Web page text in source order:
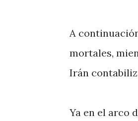
A
mortales,
Irán
Ya en el arco